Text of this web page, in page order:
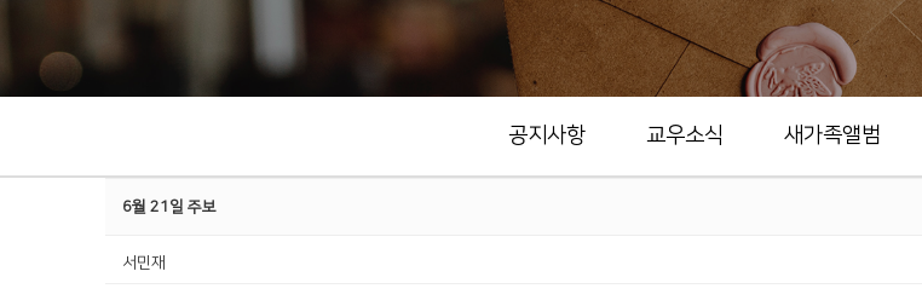
공지사항 교우소식 새가족앨범
6월 21일 주보
서민재